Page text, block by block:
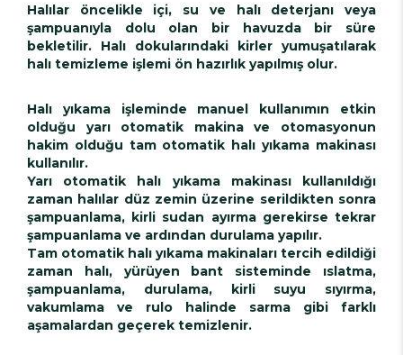
Halılar öncelikle içi, su ve halı deterjanı veya
şampuanıyla dolu olan bir havuzda bir süre
bekletilir. Halı dokularındaki kirler yumuşatılarak
halı temizleme işlemi ön hazırlık yapılmış olur.
Halı yıkama işleminde manuel kullanımın etkin
olduğu yarı otomatik makina ve otomasyonun
hakim olduğu tam otomatik halı yıkama makinası
kullanılır.
Yarı otomatik halı yıkama makinası kullanıldığı
zaman halılar düz zemin üzerine serildikten sonra
şampuanlama, kirli sudan ayırma gerekirse tekrar
şampuanlama ve ardından durulama yapılır.
Tam otomatik halı yıkama makinaları tercih edildiği
zaman halı, yürüyen bant sisteminde ıslatma,
şampuanlama, durulama, kirli suyu sıyırma,
vakumlama ve rulo halinde sarma gibi farklı
aşamalardan geçerek temizlenir.